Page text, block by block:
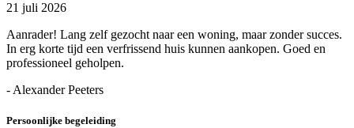
21 juli 2026
Aanrader! Lang zelf gezocht naar een woning, maar zonder succes.
In erg korte tijd een verfrissend huis kunnen aankopen. Goed en
professioneel geholpen.
- Alexander Peeters
Persoonlijke begeleiding